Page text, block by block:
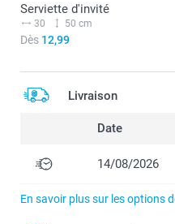
Serviette d'invité
30 50 cm
Dès 12,99
Livraison
Date
14/08/2026
En savoir plus sur les options